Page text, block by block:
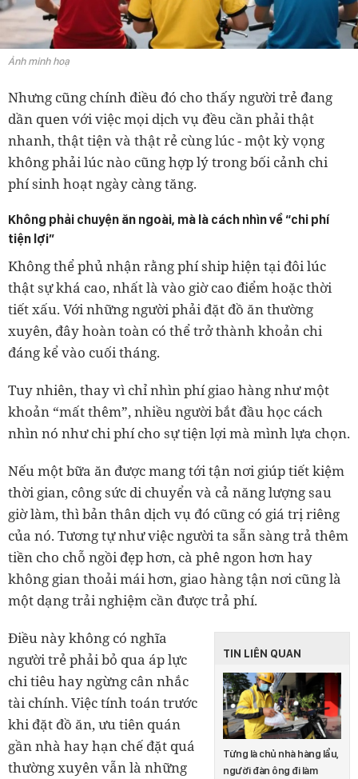
Ảnh minh hoạ
Nhưng cũng chính điều đó cho thấy người trẻ đang
dần quen với việc mọi dịch vụ đều cần phải thật
nhanh, thật tiện và thật rẻ cùng lúc - một kỳ vọng
không phải lúc nào cũng hợp lý trong bối cảnh chi
phí sinh hoạt ngày càng tăng.
Không phải chuyện ăn ngoài, mà là cách nhìn về “chi phí
tiện lợi”
Không thể phủ nhận rằng phí ship hiện tại đôi lúc
thật sự khá cao, nhất là vào giờ cao điểm hoặc thời
tiết xấu. Với những người phải đặt đồ ăn thường
xuyên, đây hoàn toàn có thể trở thành khoản chi
đáng kể vào cuối tháng.
Tuy nhiên, thay vì chỉ nhìn phí giao hàng như một
khoản “mất thêm”, nhiều người bắt đầu học cách
nhìn nó như chi phí cho sự tiện lợi mà mình lựa chọn.
Nếu một bữa ăn được mang tới tận nơi giúp tiết kiệm
thời gian, công sức di chuyển và cả năng lượng sau
giờ làm, thì bản thân dịch vụ đó cũng có giá trị riêng
của nó. Tương tự như việc người ta sẵn sàng trả thêm
tiền cho chỗ ngồi đẹp hơn, cà phê ngon hơn hay
không gian thoải mái hơn, giao hàng tận nơi cũng là
một dạng trải nghiệm cần được trả phí.
TIN LIÊN QUAN
Từng là chủ nhà hàng lẩu,
người đàn ông đi làm
Điều này không có nghĩa
người trẻ phải bỏ qua áp lực
chi tiêu hay ngừng cân nhắc
tài chính. Việc tính toán trước
khi đặt đồ ăn, ưu tiên quán
gần nhà hay hạn chế đặt quá
thường xuyên vẫn là những